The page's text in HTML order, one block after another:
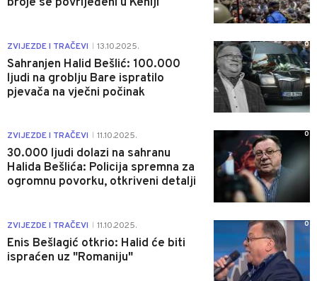
ZVIJEZDE I TRAČEVI 13.10.2025.
Sahranjen Halid Bešlić: 100.000
ljudi na groblju Bare ispratilo
pjevača na vječni počinak
0
ZVIJEZDE I TRAČEVI 11.10.2025.
30.000 ljudi dolazi na sahranu
Halida Bešlića: Policija spremna za
ogromnu povorku, otkriveni detalji
0
ZVIJEZDE I TRAČEVI 11.10.2025.
Enis Bešlagić otkrio: Halid će biti
ispraćen uz "Romaniju"
0